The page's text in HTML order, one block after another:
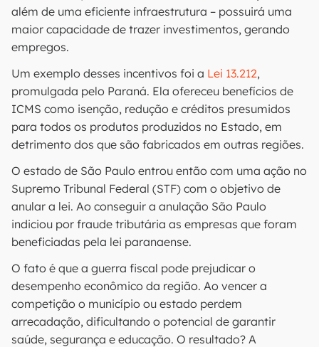
além de uma eficiente infraestrutura – possuirá uma
maior capacidade de trazer investimentos, gerando
empregos.
Um exemplo desses incentivos foi a Lei 13.212,
promulgada pelo Paraná. Ela ofereceu benefícios de
ICMS como isenção, redução e créditos presumidos
para todos os produtos produzidos no Estado, em
detrimento dos que são fabricados em outras regiões.
O estado de São Paulo entrou então com uma ação no
Supremo Tribunal Federal (STF) com o objetivo de
anular a lei. Ao conseguir a anulação São Paulo
indiciou por fraude tributária as empresas que foram
beneficiadas pela lei paranaense.
O fato é que a guerra fiscal pode prejudicar o
desempenho econômico da região. Ao vencer a
competição o município ou estado perdem
arrecadação, dificultando o potencial de garantir
saúde, segurança e educação. O resultado? A